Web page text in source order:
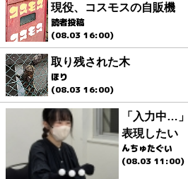
現役、コスモスの自販機
読者投稿
(08.03 16:00)
取り残された木
ほり
(08.03 16:00)
「入力中…
表現したい
んちゅたぐい
(08.03 11:00)